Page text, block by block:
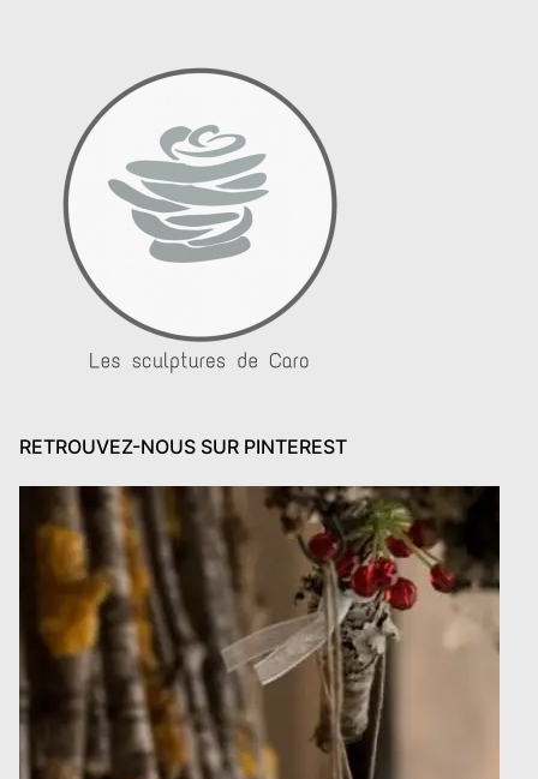
RETROUVEZ-NOUS SUR PINTEREST